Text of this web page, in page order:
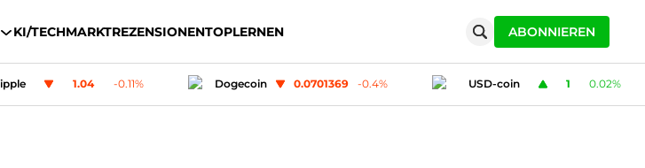
KI/TECHMARKTREZENSIONENTOPLERNEN ABONNIEREN
Dogecoin 0.0701369 -0.4 USD-coin 0.02 Polygon (MATIC) 0.077